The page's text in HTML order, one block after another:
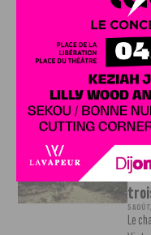
Le
6
Le
pour
5
Le